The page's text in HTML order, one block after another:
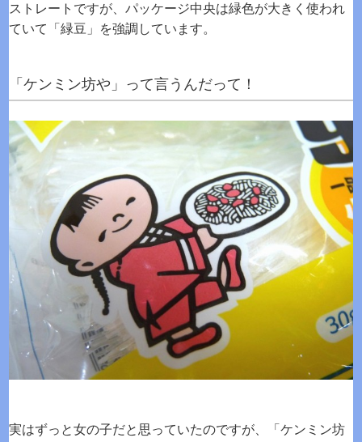
ストレートですが、パッケージ中央は緑色が大きく使われ
ていて「緑豆」を強調しています。
「ケンミン坊や」って言うんだって！
実はずっと女の子だと思っていたのですが、「ケンミン坊